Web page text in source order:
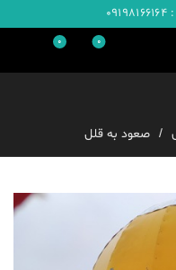
09198166164
0
0
صعود به قلل